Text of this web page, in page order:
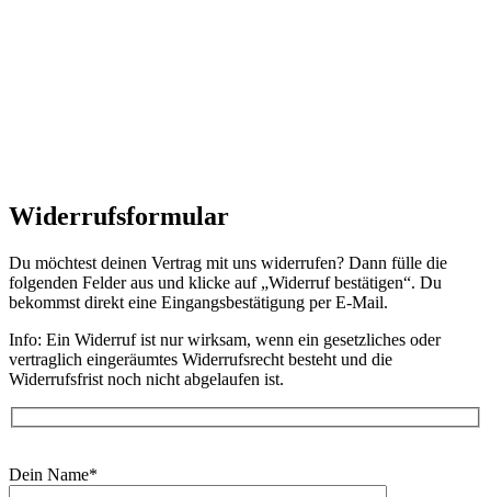
Widerrufsformular
Du möchtest deinen Vertrag mit uns widerrufen? Dann fülle die
folgenden Felder aus und klicke auf „Widerruf bestätigen“. Du
bekommst direkt eine Eingangsbestätigung per E-Mail.
Info: Ein Widerruf ist nur wirksam, wenn ein gesetzliches oder
vertraglich eingeräumtes Widerrufsrecht besteht und die
Widerrufsfrist noch nicht abgelaufen ist.
Dein Name*